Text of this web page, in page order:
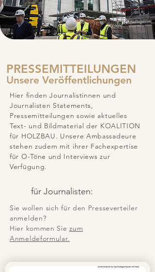
PRESSEMITTEILUNGEN
Unsere Veröffentlichungen
Hier finden Journalistinnen und
Journalisten Statements,
Pressemitteilungen sowie aktuelles
Text- und Bildmaterial der KOALITION
für HOLZBAU. Unsere Ambassadeure
stehen zudem mit ihrer Fachexpertise
für O-Töne und Interviews zur
Verfügung.
für Journalisten:
Sie wollen sich für den Presseverteiler
anmelden?
Hier kommen Siezum
Anmeldeformular.